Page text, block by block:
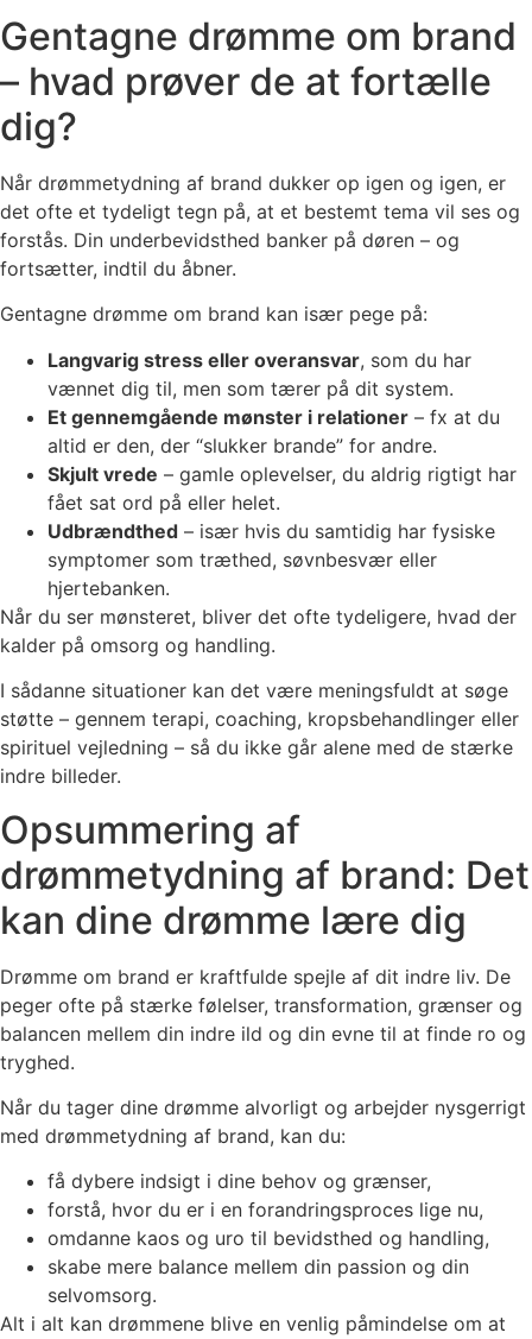
Gentagne drømme om brand
– hvad prøver de at fortælle
dig?
Når drømmetydning af brand dukker op igen og igen, er
det ofte et tydeligt tegn på, at et bestemt tema vil ses og
forstås. Din underbevidsthed banker på døren – og
fortsætter, indtil du åbner.
Gentagne drømme om brand kan især pege på:
Langvarig stress eller overansvar, som du har
vænnet dig til, men som tærer på dit system.
Et gennemgående mønster i relationer – fx at du
altid er den, der “slukker brande” for andre.
Skjult vrede – gamle oplevelser, du aldrig rigtigt har
fået sat ord på eller helet.
Udbrændthed – især hvis du samtidig har fysiske
symptomer som træthed, søvnbesvær eller
hjertebanken.
Når du ser mønsteret, bliver det ofte tydeligere, hvad der
kalder på omsorg og handling.
I sådanne situationer kan det være meningsfuldt at søge
støtte – gennem terapi, coaching, kropsbehandlinger eller
spirituel vejledning – så du ikke går alene med de stærke
indre billeder.
Opsummering af
drømmetydning af brand: Det
kan dine drømme lære dig
Drømme om brand er kraftfulde spejle af dit indre liv. De
peger ofte på stærke følelser, transformation, grænser og
balancen mellem din indre ild og din evne til at finde ro og
tryghed.
Når du tager dine drømme alvorligt og arbejder nysgerrigt
med drømmetydning af brand, kan du:
få dybere indsigt i dine behov og grænser,
forstå, hvor du er i en forandringsproces lige nu,
omdanne kaos og uro til bevidsthed og handling,
skabe mere balance mellem din passion og din
selvomsorg.
Alt i alt kan drømmene blive en venlig påmindelse om at